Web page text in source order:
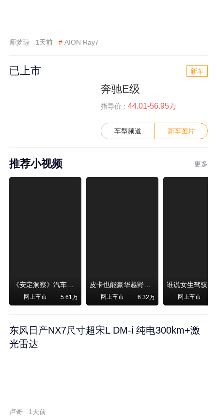
师梦琼 1天前 # AION Ray7
已上市 新车
奔驰E级
指导价： 44.01-56.95万
车型频道 新车图片
推荐小视频 更多
《安定洞察》汽车烧不烧油，和石油安全无关！
网上车市 5.61万
皮卡也能豪华越野！纵横F700上市，限时卖29.99万起
网上车市 6.32万 网上车市
东风日产NX7尺寸超宋L DM-i 纯电300km+激
光雷达
卢奇 1天前